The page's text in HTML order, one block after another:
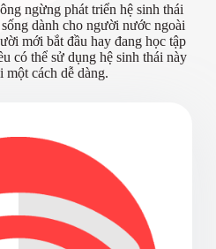
ngừng phát triển hệ sinh thái
dành cho người nước ngoài
mới bắt đầu hay đang học tập
có thể sử dụng hệ sinh thái này
một cách dễ dàng.